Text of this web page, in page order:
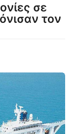
σε
τον